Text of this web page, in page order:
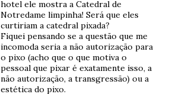
hotel ele mostra a Catedral de
Notredame limpinha! Será que eles
curtiriam a catedral pixada?
Fiquei pensando se a questão que me
incomoda seria a não autorização para
o pixo (acho que o que motiva o
pessoal que pixar é exatamente isso, a
não autorização, a transgressão) ou a
estética do pixo.